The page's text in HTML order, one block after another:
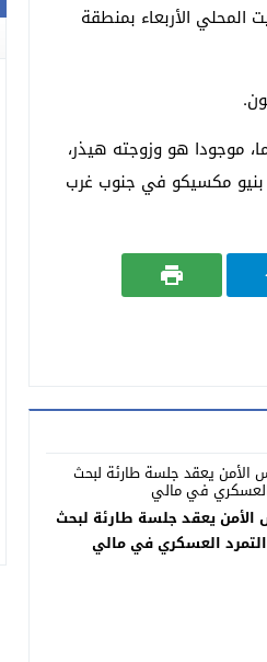
الأربعاء بمنطقة
كان روي بينيت السياسي الزيمبابوي “الأبيض” البالغ من العمر 60 عاما، موجودا هو وزوجته هيذر،
بنيو مكسيكو في جنوب غرب
يعقد جلسة طارئة لبحث
التمرد العسكري في مالي